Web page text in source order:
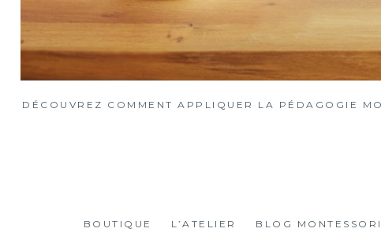
DÉCOUVREZ COMMENT APPLIQUER LA PÉDAGOGIE
BOUTIQUE L’ATELIER BLOG MONTESSORI